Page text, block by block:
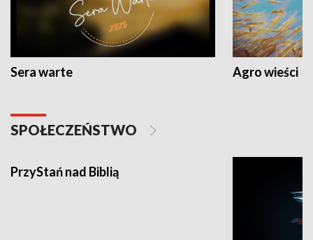
Sera warte Agro wieści
SPOŁECZEŃSTWO
PrzyStań nad Biblią